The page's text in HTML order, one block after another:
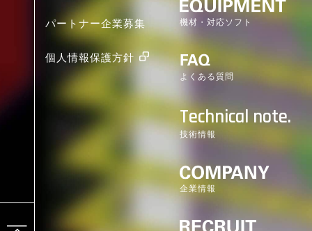
パートナー企業募集
個人情報保護方針
機材・対応ソフト
よくある質問
Technical note.
技術情報
企業情報